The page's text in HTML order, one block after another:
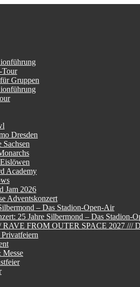
Tour
Gruppen
Dresden
Sachsen
Academy
Jam 2026
Adventskonzert
– Das Stadion-Open-Air
25 Jahre Silbermond – Das Stadion-
RAVE FROM OUTER SPACE 2027 ///
Messe